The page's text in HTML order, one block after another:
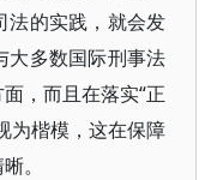
法的实践，就会发
大多数国际刑事法
，而且在落实“正
为楷模，这在保障
。